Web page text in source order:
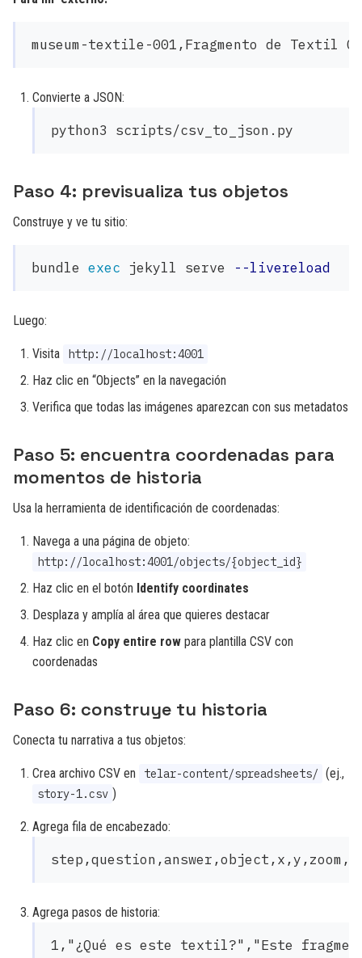
Convierte a JSON:
Paso 4: previsualiza tus objetos
Construye y ve tu sitio:
bundle exec jekyll serve --livereload
Luego:
Visita http://localhost:4001
Haz clic en “Objects” en la navegación
Verifica que todas las imágenes aparezcan con sus metadatos
Paso 5: encuentra coordenadas para
momentos de historia
Usa la herramienta de identificación de coordenadas:
Navega a una página de objeto:
http://localhost:4001/objects/{object_id}
Haz clic en el botón Identify coordinates
Desplaza y amplía al área que quieres destacar
Haz clic en Copy entire row para plantilla CSV con
coordenadas
Paso 6: construye tu historia
Conecta tu narrativa a tus objetos:
Crea archivo CSV en telar-content/spreadsheets/ (ej.,
story-1.csv )
Agrega fila de encabezado:
Agrega pasos de historia:
1,"¿Qué es este textil?","Este